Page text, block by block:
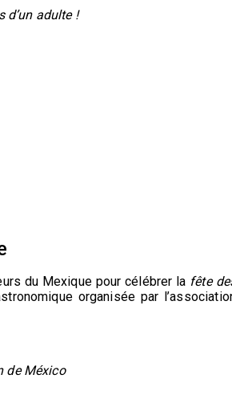
d’un adulte !
du Mexique pour célébrer la fête
organisée par
de México